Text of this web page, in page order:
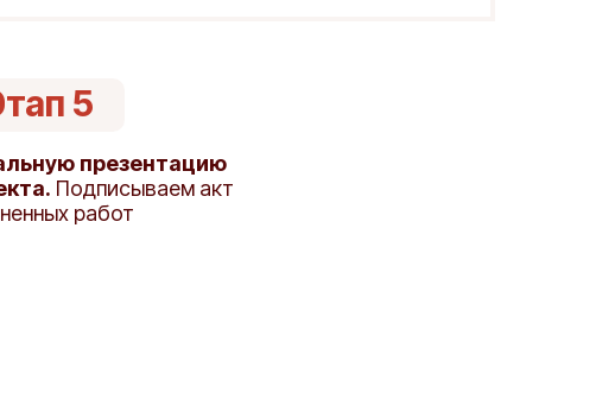
презентацию
Подписываем акт
работ
5